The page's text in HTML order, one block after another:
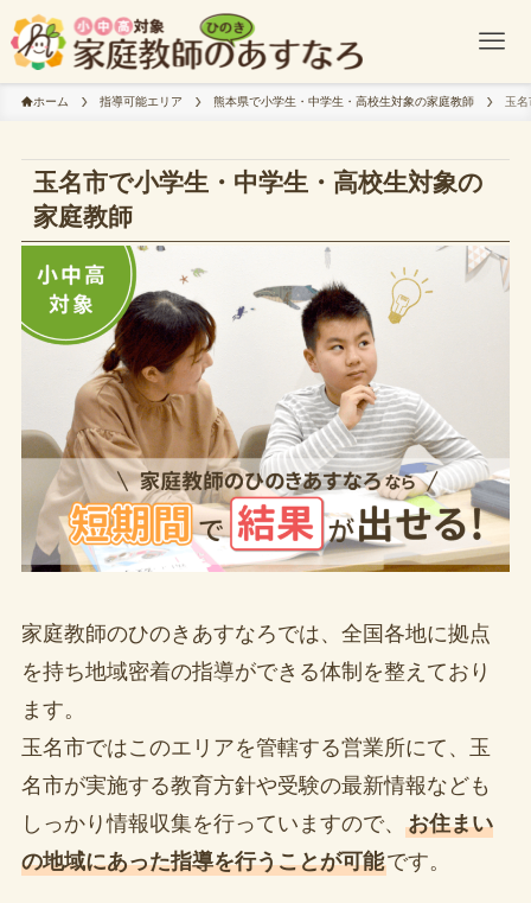
ホーム 指導可能エリア 熊本県で小学生・中学生・高校生対象の家庭教師 玉
玉名市で小学生・中学生・高校生対象の
家庭教師
家庭教師のひのきあすなろでは、全国各地に拠点
を持ち地域密着の指導ができる体制を整えており
ます。
玉名市ではこのエリアを管轄する営業所にて、玉
名市が実施する教育方針や受験の最新情報なども
しっかり情報収集を行っていますので、 お住まい
の地域にあった指導を行うことが可能です。